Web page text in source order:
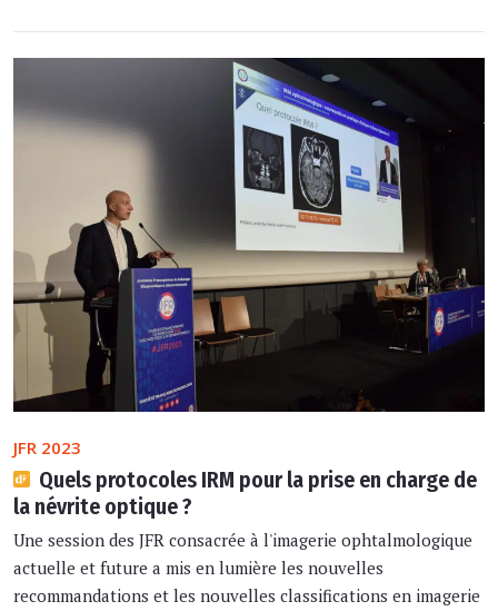
JFR 2023
Quels protocoles IRM pour la prise en charge de
la névrite optique ?
Une session des JFR consacrée à l'imagerie ophtalmologique
actuelle et future a mis en lumière les nouvelles
recommandations et les nouvelles classifications en imagerie